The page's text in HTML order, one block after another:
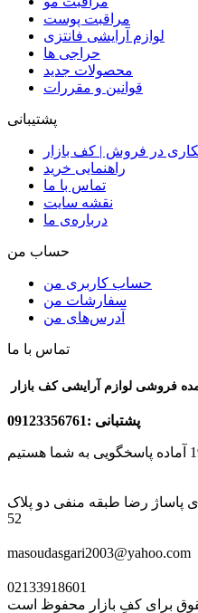
مراقبت پوست
لوازم آرایشی فانتزی
حراجی ها
محصولات جدید
قوانین و مقررات
پشتیبانی
در فروش | کف بازار
راهنمایی خرید
تماس با ما
نقشه سایت
درباره‌ی ما
حساب من
حساب کاربری من
سفارشات من
آدرس‌های من
تماس با ما
پشتبانی :09123356761
پاساژ رضا طبقه منفی دو پلاک
52
masoudasgari2003@yahoo.com
02133918601